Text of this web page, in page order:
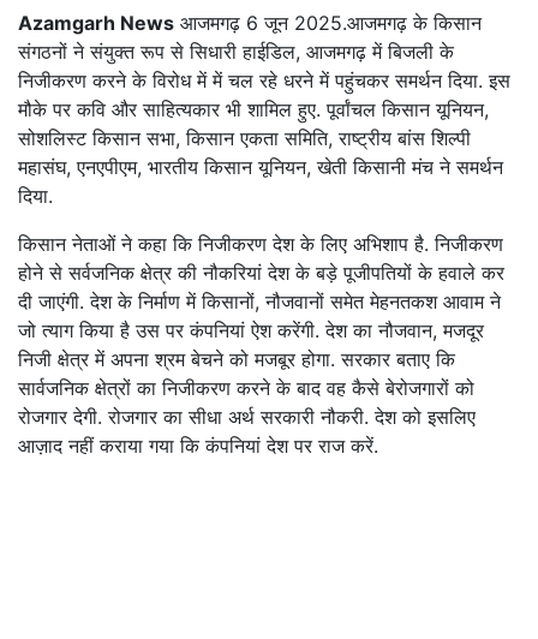
Azamgarh News आजमगढ़ 6 जून 2025.आजमगढ़ के किसान
संगठनों ने संयुक्त रूप से सिधारी हाईडिल, आजमगढ़ में बिजली के
निजीकरण करने के विरोध में में चल रहे धरने में पहुंचकर समर्थन दिया. इस
मौके पर कवि और साहित्यकार भी शामिल हुए. पूर्वांचल किसान यूनियन,
सोशलिस्ट किसान सभा, किसान एकता समिति, राष्ट्रीय बांस शिल्पी
महासंघ, एनएपीएम, भारतीय किसान यूनियन, खेती किसानी मंच ने समर्थन
दिया.
किसान नेताओं ने कहा कि निजीकरण देश के लिए अभिशाप है. निजीकरण
होने से सर्वजनिक क्षेत्र की नौकरियां देश के बड़े पूजीपतियों के हवाले कर
दी जाएंगी. देश के निर्माण में किसानों, नौजवानों समेत मेहनतकश आवाम ने
जो त्याग किया है उस पर कंपनियां ऐश करेंगी. देश का नौजवान, मजदूर
निजी क्षेत्र में अपना श्रम बेचने को मजबूर होगा. सरकार बताए कि
सार्वजनिक क्षेत्रों का निजीकरण करने के बाद वह कैसे बेरोजगारों को
रोजगार देगी. रोजगार का सीधा अर्थ सरकारी नौकरी. देश को इसलिए
आज़ाद नहीं कराया गया कि कंपनियां देश पर राज करें.